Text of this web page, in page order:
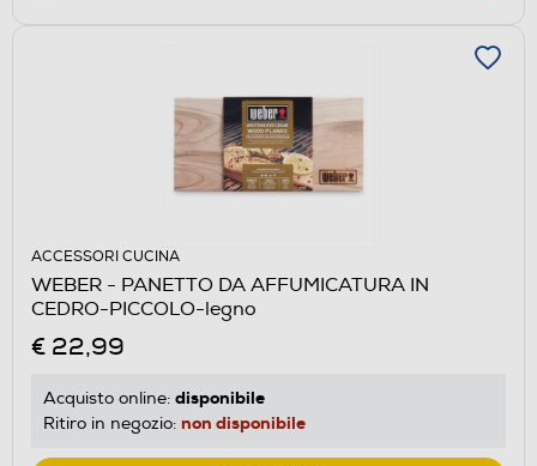
ACCESSORI CUCINA
WEBER - PANETTO DA AFFUMICATURA IN
CEDRO-PICCOLO-legno
€ 22,99
Acquisto online: disponibile
Ritiro in negozio: non disponibile